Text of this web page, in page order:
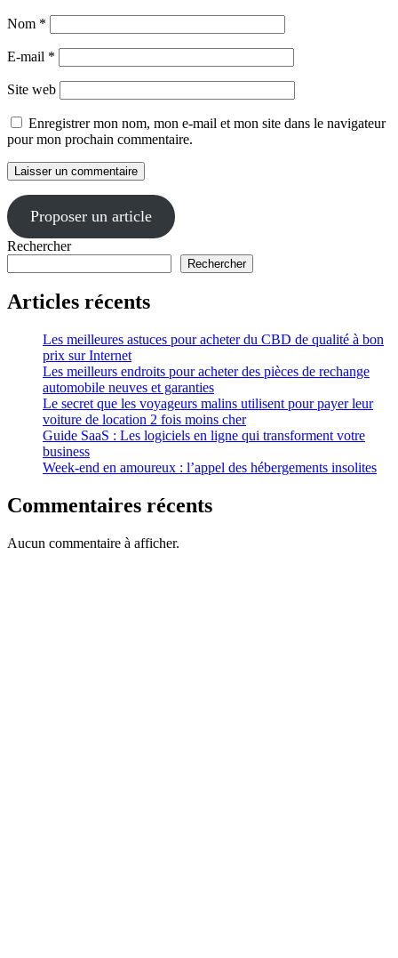
Nom *
E-mail *
Site web
Enregistrer mon nom, mon e-mail et mon site dans le navigateur
pour mon prochain commentaire.
Proposer un article
Rechercher
Rechercher
Articles récents
Les meilleures astuces pour acheter du CBD de qualité à bon
prix sur Internet
Les meilleurs endroits pour acheter des pièces de rechange
automobile neuves et garanties
Le secret que les voyageurs malins utilisent pour payer leur
voiture de location 2 fois moins cher
Guide SaaS : Les logiciels en ligne qui transforment votre
business
Week-end en amoureux : l’appel des hébergements insolites
Commentaires récents
Aucun commentaire à afficher.